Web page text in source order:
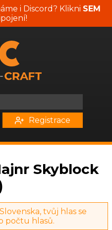
i Discord? Klikni SEM
Registrace
Skyblock
tvůj hlas se
počtu hlasů.